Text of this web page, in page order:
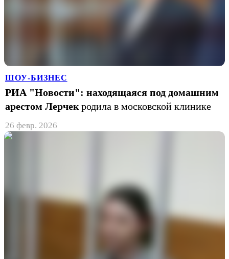
ШОУ-БИЗНЕС
РИА "Новости": находящаяся под домашним
арестом Лерчек родила в московской клинике
26 февр. 2026